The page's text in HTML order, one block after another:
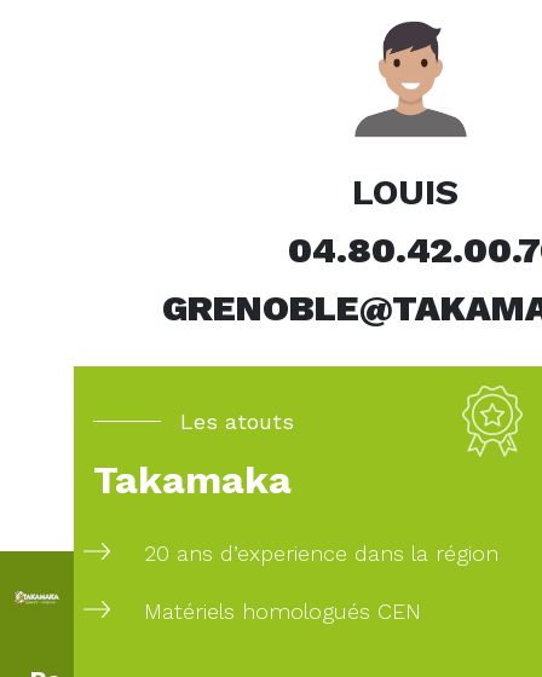
LOUIS
Les atouts
Takamaka
20 ans d’experience dans la région
Matériels homologués CEN